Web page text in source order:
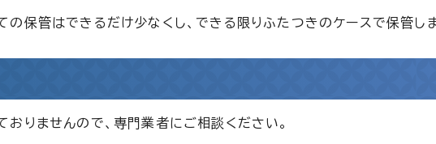
保管はできるだけ少なくし、できる限りふたつきのケースで保管しま
りませんので、専門業者にご相談ください。